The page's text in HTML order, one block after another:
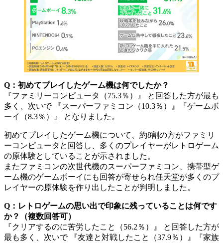
Q：初めてプレイしたゲーム機は何でしたか？
『ファミリーコンピュータ（75.3％）』 と回答した方が最も
多く、次いで 『スーパーファミコン（10.3％）』『ゲームボ
ーイ（8.3％）』 となりました。
初めてプレイしたゲーム機について、約8割の方がファミリ
ーコンピュータと回答し、多くのプレイヤーがレトロゲーム
の原体験としていることが示されました。
またファミコンの次世代機のスーパーファミコン、携帯型ゲ
ーム機のゲームボーイにも回答が寄せられ任天堂が多くのプ
レイヤーの原体験を作り出したことが判明しました。
Q：レトロゲームの思い出で印象に残っていることは何です
か？（複数回答可）
『クリアするのに苦労したこと（56.2％）』 と回答した方が
最も多く、次いで 『友達と対戦したこと（37.9％）』『家族